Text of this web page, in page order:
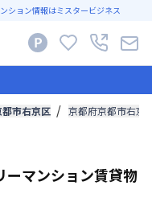
ション情報はミスタービジネス
都市右京区 京都府京都市右京
ーマンション賃貸物